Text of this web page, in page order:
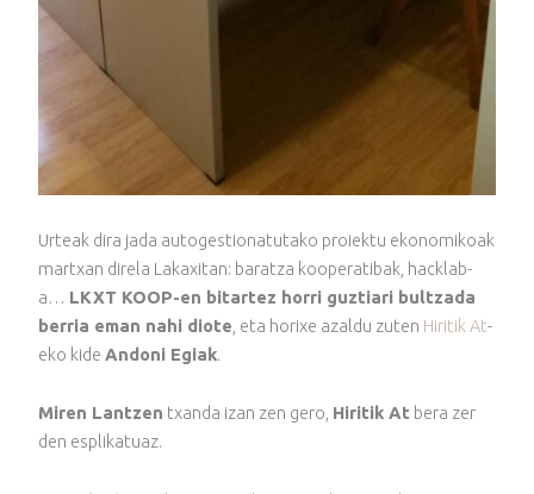
Urteak dira jada autogestionatutako proiektu ekonomikoak
martxan direla Lakaxitan: baratza kooperatibak, hacklab-
a… LKXT KOOP-en bitartez horri guztiari bultzada
berria eman nahi diote , eta horixe azaldu zuten Hiritik At-
eko kideAndoni Egiak.
Miren Lantzen txanda izan zen gero, Hiritik At bera zer
den esplikatuaz.